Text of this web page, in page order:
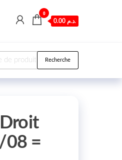
0
0.00 د.م.
pour : Recherche
08 =